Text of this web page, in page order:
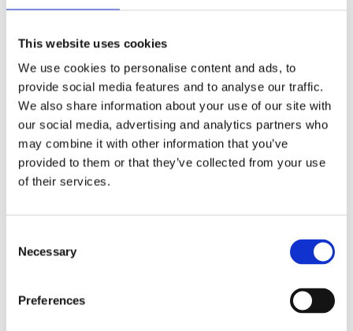
This website uses cookies
We use cookies to personalise content and ads, to
provide social media features and to analyse our traffic.
We also share information about your use of our site with
our social media, advertising and analytics partners who
may combine it with other information that you’ve
provided to them or that they’ve collected from your use
of their services.
Selection
Necessary
Preferences
Antal
KÖP Lägg
Lagerstatus 2 st i lager Artikelnr 45286-2 Tillverkare
Wikholm Form
Fin metallmistel i en härlig färg av antik grön. Kan
hängas på väggen men även hängas upp ovanför en